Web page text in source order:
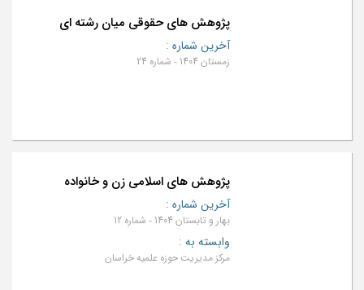
پژوهش های حقوقی میان رشته ای
آخرین شماره :
زمستان 1404 - شماره 24
پژوهش های اسلامی زن و خانواده
آخرین شماره :
بهار و تابستان 1404 - شماره 12
وابسته به :
مرکز مدیریت حوزه علمیه خراسان